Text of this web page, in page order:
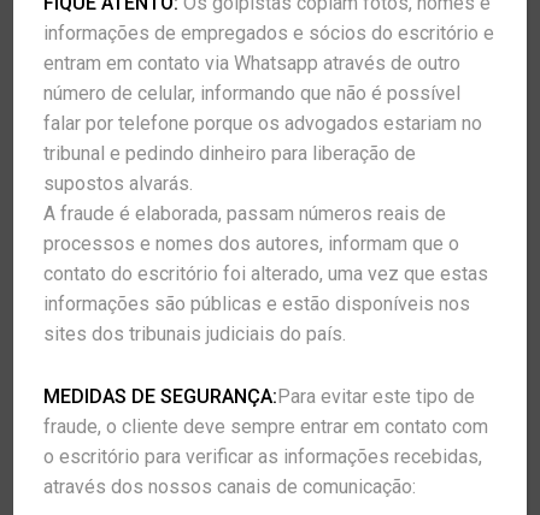
no qual é ou venha a ser parte. Por exemplo,
necessitamos tratar os seus dados pessoais
para entregar um produto ou um serviço que
tenha adquirido.
COSTA ADVOCACIA
ainda pode manter na
necessário ao cumprimento de uma
obrigação jurídica (por exemplo, uma
obrigação fiscal ou uma ordem judicial para
uma finalidade específica, para processos
judiciais) que obriga a
COSTA ADVOCACIA
COSTA ADVOCACIA
informações e dados pessoais para adequar
o site às suas preferências, para prover os
informações de empregados e sócios do escritório e
entram em contato via Whatsapp através de outro
número de celular, informando que não é possível
falar por telefone porque os advogados estariam no
tribunal e pedindo dinheiro para liberação de
supostos alvarás.
A fraude é elaborada, passam números reais de
processos e nomes dos autores, informam que o
contato do escritório foi alterado, uma vez que estas
informações são públicas e estão disponíveis nos
sites dos tribunais judiciais do país.
MEDIDAS DE SEGURANÇA:Para evitar este tipo de
fraude, o cliente deve sempre entrar em contato com
o escritório para verificar as informações recebidas,
através dos nossos canais de comunicação: